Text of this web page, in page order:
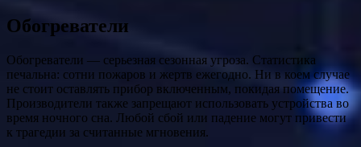
Обогреватели
Обогреватели — серьезная сезонная угроза. Статистика
печальна: сотни пожаров и жертв ежегодно. Ни в коем случае
не стоит оставлять прибор включенным, покидая помещение.
Производители также запрещают использовать устройства во
время ночного сна. Любой сбой или падение могут привести
к трагедии за считанные мгновения.